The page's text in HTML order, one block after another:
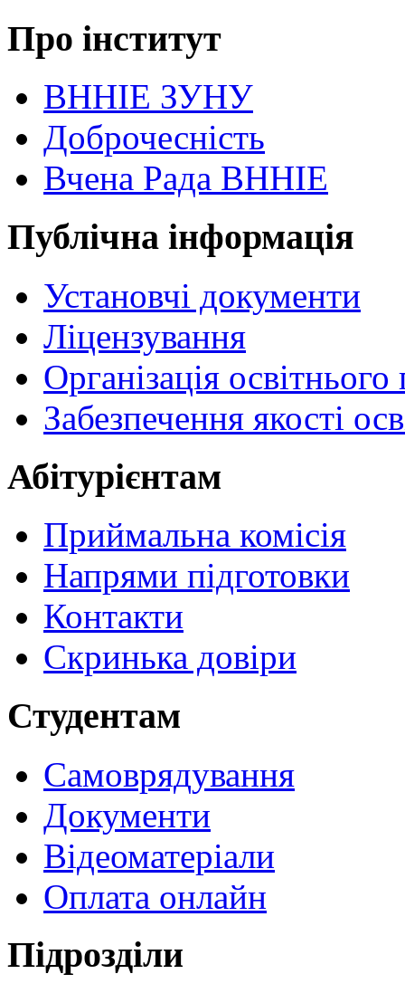
Про інститут
ВННІЕ ЗУНУ
Доброчесність
Вчена Рада ВННІЕ
Публічна інформація
Установчі документи
Ліцензування
Організація
Забезпечення якості
Абітурієнтам
Приймальна комісія
Напрями підготовки
Контакти
Скринька довіри
Студентам
Самоврядування
Документи
Відеоматеріали
Оплата онлайн
Підрозділи